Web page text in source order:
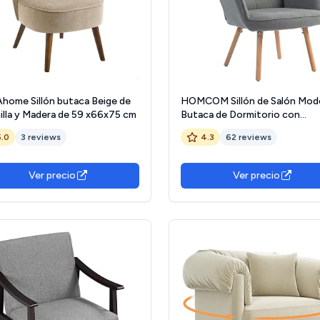
Sillón butaca Beige de
y Madera de 59 x66x75 cm
3 reviews
Ver precio
HOMCOM Sillón de Salón
Butaca de Dormitorio con
Respaldo Alto Reposabrazos
de Lino y Patas de Madera para
4.3 62 reviews
Ver precio